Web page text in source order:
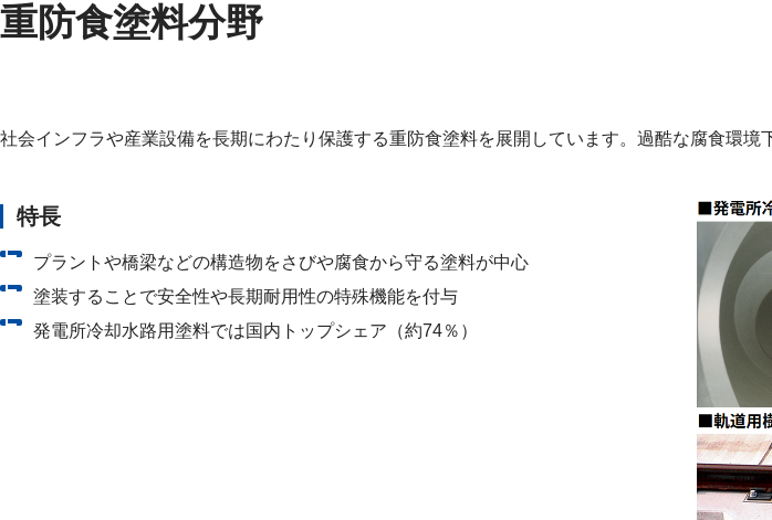
重防食塗料分野
社会インフラや産業設備を長期にわたり保護する重防食塗料を展開しています。過酷な腐食環境
特長
プラントや橋梁などの構造物をさびや腐食から守る塗料が中心
塗装することで安全性や長期耐用性の特殊機能を付与
発電所冷却水路用塗料では国内トップシェア（約74％）